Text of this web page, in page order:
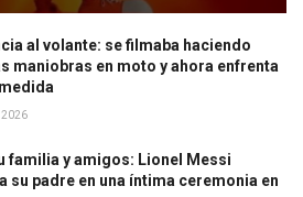
al volante: se filmaba haciendo
maniobras en moto y ahora enfrenta
2026
familia y amigos: Lionel Messi
su padre en una íntima ceremonia en